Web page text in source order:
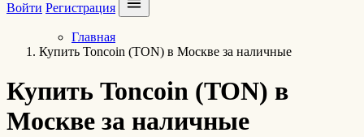
Войти Регистрация
Главная
Купить Toncoin (TON) в Москве за наличные
Купить Toncoin (TON) в
Москве за наличные